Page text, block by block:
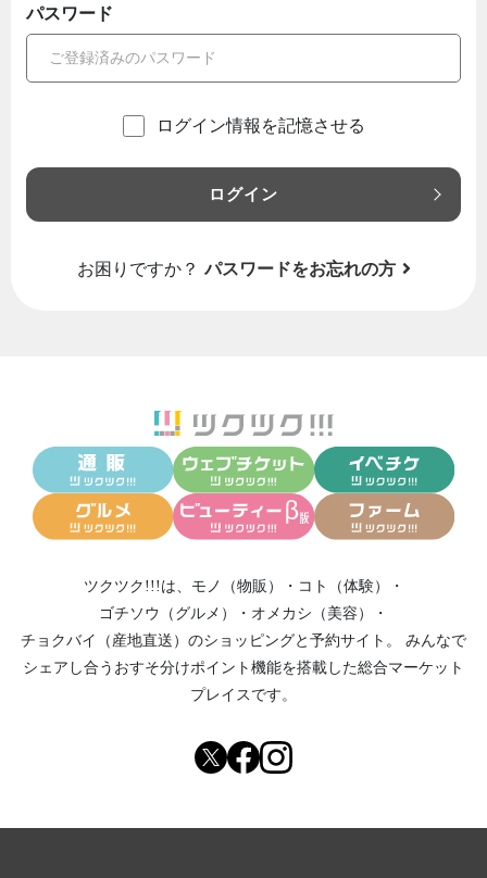
パスワード
ログイン情報を記憶させる
ログイン
お困りですか？ パスワードをお忘れの方
ツクツク!!!は、 モノ（物販） ・ コト（体験）
・
ゴチソウ（グルメ）
・ オメカシ（美容）
・
チョクバイ（産地直送） のショッピングと予約サイト。
みんなで
シェアし合う おすそ分けポイント機能を搭載した総合マーケット
プレイスです。